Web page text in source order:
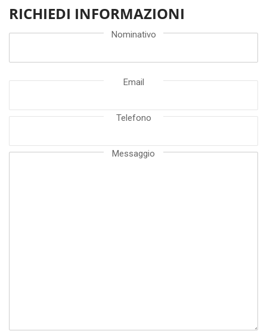
RICHIEDI INFORMAZIONI
Nominativo
Email
Telefono
Messaggio